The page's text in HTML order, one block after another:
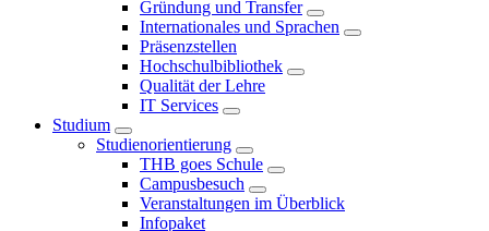
Gründung und Transfer
Internationales und Sprachen
Präsenzstellen
Hochschulbibliothek
Qualität der Lehre
IT Services
Studium
Studienorientierung
THB goes Schule
Campusbesuch
Veranstaltungen im Überblick
Infopaket